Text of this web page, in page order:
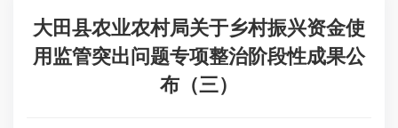
大田县农业农村局关于乡村振兴资金使
用监管突出问题专项整治阶段性成果公
布（三）